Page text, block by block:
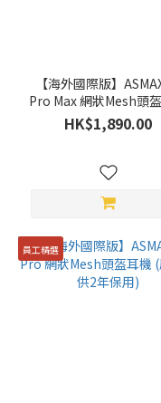
【海外國際版】
Pro Max 網狀Mesh頭
配備45毫米揚聲器 (原廠
2年保用)
HK$1,890.00
員工精選